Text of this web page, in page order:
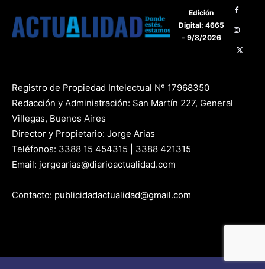
Edición
Digital: 4665
- 9/8/2026
Registro de Propiedad Intelectual Nº 17968350
Redacción y Administración: San Martín 227, General
Villegas, Buenos Aires
Director y Propietario: Jorge Arias
Teléfonos: 3388 15 454315 | 3388 421315
Email: jorgearias@diarioactualidad.com
Contacto: publicidadactualidad@gmail.com